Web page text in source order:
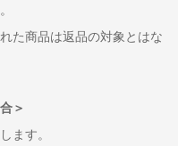
た商品は返品の対象とはな
い。
＞
負担致します。